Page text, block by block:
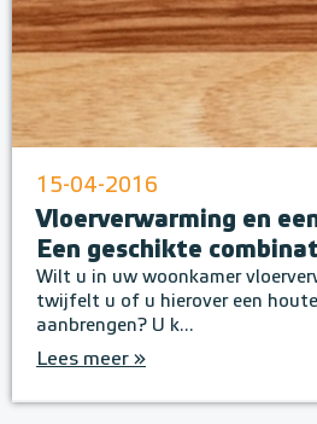
15-04-2016
Vloerverwarming en
Een geschikte
Wilt u in uw woonkamer
twijfelt u of u hierover een
aanbrengen? U k...
Lees meer »